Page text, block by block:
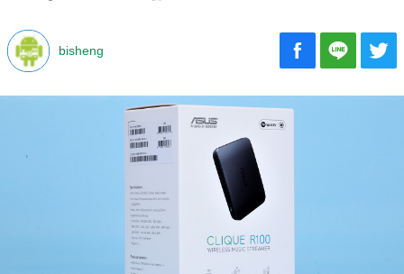
bisheng